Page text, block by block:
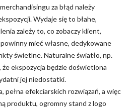
za błąd należy
Wydaje się to błahe,
zależy to, co zobaczy klient,
mieć własne, dedykowane
świetlne. Naturalne światło, np.
ekspozycja będzie doświetlona
jej niedostatki.
efekciarskich rozwiązań, a więc
produktu, ogromny stand z logo
internetowych. Celem jest
istotne i interesujące dla
i tym samym bardziej cenne dla
strony trzeciej.
to pliki, które są w procesie
poszczególnych ciasteczek.